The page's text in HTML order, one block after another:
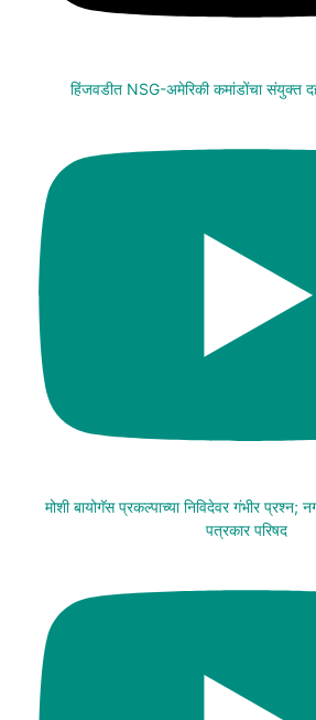
हिंजवडीत NSG-अमेरिकी कमांडोंचा संयुक्त
मोशी बायोगॅस प्रकल्पाच्या निविदेवर गंभीर प्रश्न;
पत्रकार परिषद